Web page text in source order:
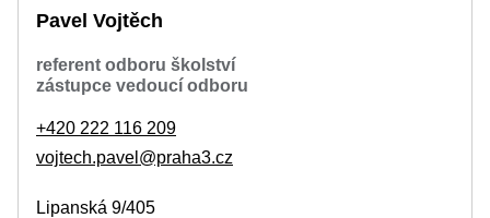
Pavel Vojtěch
referent odboru školství
zástupce vedoucí odboru
+420 222 116 209
vojtech.pavel@praha3.cz
Lipanská 9/405